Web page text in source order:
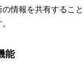
情報を共有すること
能